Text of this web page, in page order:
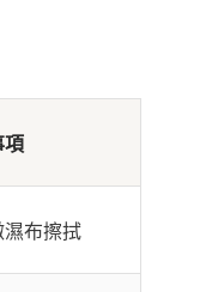
項
濕布擦拭